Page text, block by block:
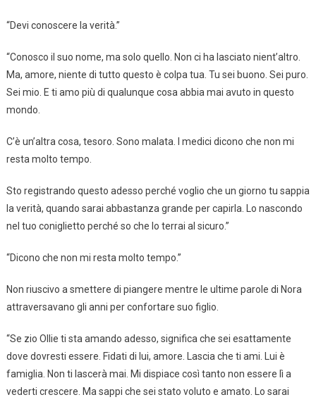
“Devi conoscere la verità.”
“Conosco il suo nome, ma solo quello. Non ci ha lasciato nient’altro.
Ma, amore, niente di tutto questo è colpa tua. Tu sei buono. Sei puro.
Sei mio. E ti amo più di qualunque cosa abbia mai avuto in questo
mondo.
C’è un’altra cosa, tesoro. Sono malata. I medici dicono che non mi
resta molto tempo.
Sto registrando questo adesso perché voglio che un giorno tu sappia
la verità, quando sarai abbastanza grande per capirla. Lo nascondo
nel tuo coniglietto perché so che lo terrai al sicuro.”
“Dicono che non mi resta molto tempo.”
Non riuscivo a smettere di piangere mentre le ultime parole di Nora
attraversavano gli anni per confortare suo figlio.
“Se zio Ollie ti sta amando adesso, significa che sei esattamente
dove dovresti essere. Fidati di lui, amore. Lascia che ti ami. Lui è
famiglia. Non ti lascerà mai. Mi dispiace così tanto non essere lì a
vederti crescere. Ma sappi che sei stato voluto e amato. Lo sarai